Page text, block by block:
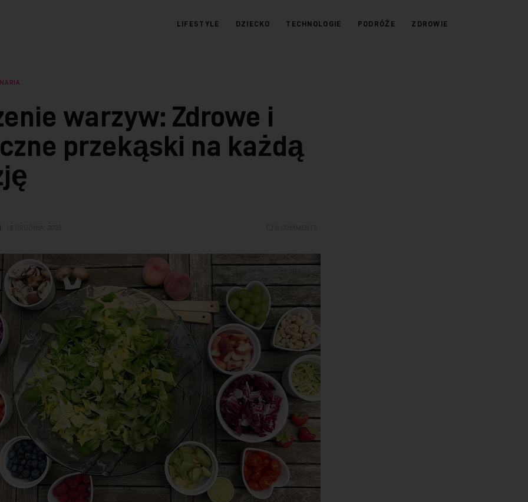
LIFESTYLE DZIECKO TECHNOLOGIE PODRÓŻE ZDROWIE
warzyw: Zdrowe i
przekąski na każdą